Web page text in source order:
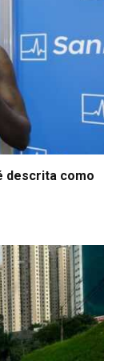
descrita como